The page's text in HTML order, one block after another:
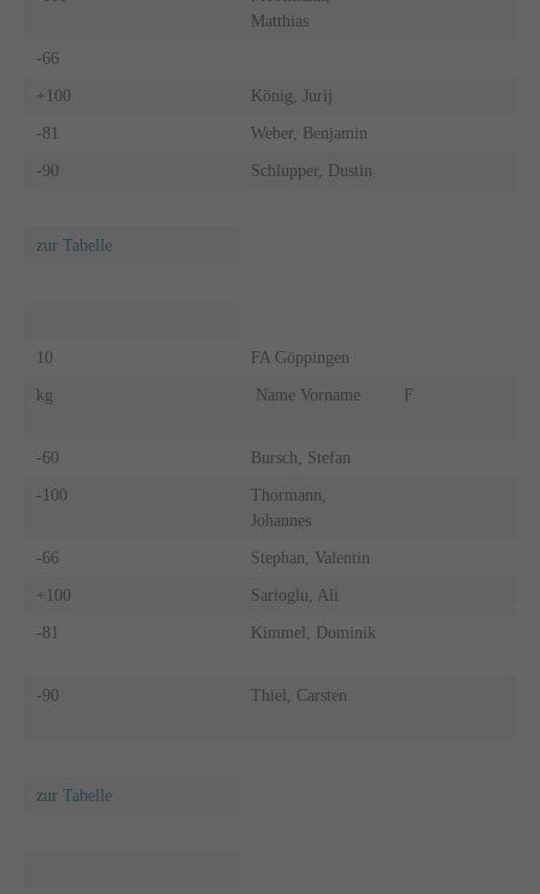
Matthias
-66
+100 König, Jurij
-81 Weber, Benjamin
-90 Schlupper, Dustin
zur Tabelle
10 FA Göppingen
kg Name Vorname F
-60 Bursch, Stefan
-100
Thormann,
Johannes
-66 Stephan, Valentin
+100 Sarioglu, Ali
-81 Kimmel, Dominik
-90 Thiel, Carsten
zur Tabelle